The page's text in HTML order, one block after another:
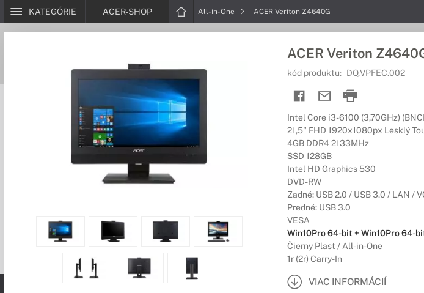
KATEGÓRIE ACER-SHOP All-in-One ACER Veriton Z4640G
ACER Veriton
kód produktu: DQ.VPFEC.002
Intel Core i3-6100 (3,70GHz)
21,5" FHD 1920x1080px Lesklý
4GB DDR4 2133MHz
SSD 128GB
Intel HD Graphics 530
DVD-RW
Zadné: USB 2.0 / USB 3.0 / LAN /
Predné: USB 3.0
VESA
Win10Pro 64-bit + Win10Pro 64-
Čierny Plast / All-in-One
1r (2r) Carry-In
VIAC INFORMÁCIÍ